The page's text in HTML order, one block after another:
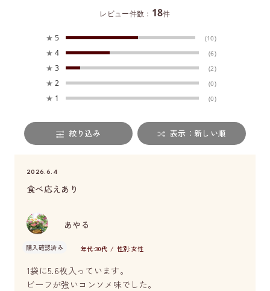
レビュー件数： 18件
★ 5 (10)
★ 4 (6)
★ 3 (2)
★ 2 (0)
★ 1 (0)
絞り込み 表示：新しい順
2026.6.4
食べ応えあり
あやる
購入確認済み 年代:30代 性別:女性
1袋に5.6枚入っています。
ビーフが強いコンソメ味でした。